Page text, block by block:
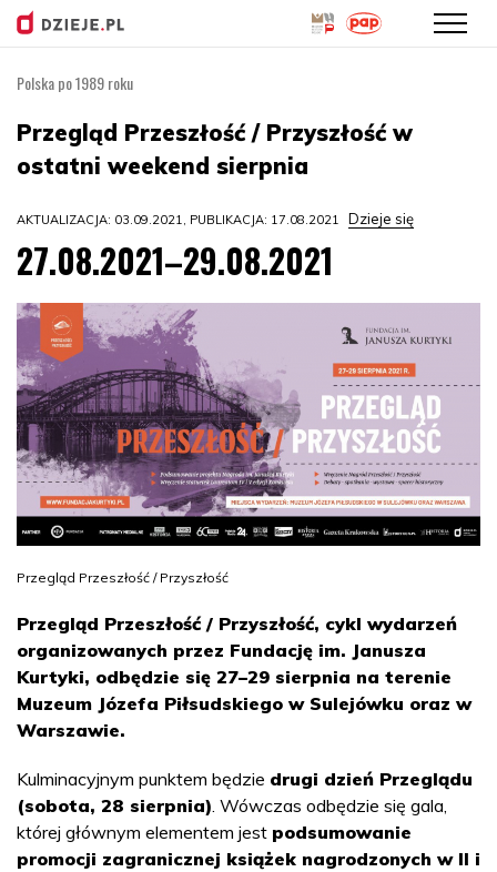
treści
Polska po 1989 roku
Przegląd Przeszłość / Przyszłość w
ostatni weekend sierpnia
AKTUALIZACJA: 03.09.2021, PUBLIKACJA: 17.08.2021 Dzieje się
27.08.2021–29.08.2021
Przegląd Przeszłość / Przyszłość
Przegląd Przeszłość / Przyszłość, cykl wydarzeń
organizowanych przez Fundację im. Janusza
Kurtyki, odbędzie się 27–29 sierpnia na terenie
Muzeum Józefa Piłsudskiego w Sulejówku oraz w
Warszawie.
Kulminacyjnym punktem będzie drugi dzień Przeglądu
(sobota, 28 sierpnia). Wówczas odbędzie się gala,
której głównym elementem jest podsumowanie
promocji zagranicznej książek nagrodzonych w II i